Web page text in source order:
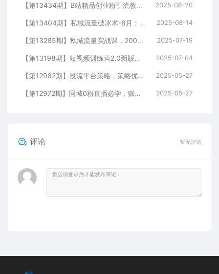
【第13434期】B站精品创业粉引流教程，团队亲测有效全套引流技术 2025-08-20
【第13404期】私域流量破冰术-8月：52页SOP电子书、11小时录音及10+实战案例视频 2025-08-14
【第13285期】私域流量实战课，200人团队运营模型，矩阵引流技术，高客单私聊转化策略 2025-07-19
【第13198期】短视频训练营2.0新版，7大流量密码/钩子设计技巧/私域引流/DOU+投放指南 2025-07-04
【第12982期】投流平台策略，策略优化实操，解决投流5大痛点，4步实现精准引流 2025-05-27
【第12972期】同城0粉直播必学，账号定位，绿幕搭建，精准千粉引流实战攻略 2025-05-27
评论 暂无评论